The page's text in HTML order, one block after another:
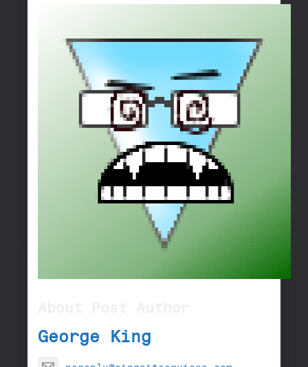
George King